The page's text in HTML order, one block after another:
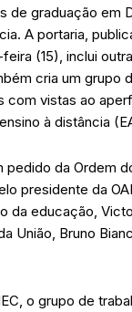
de graduação em
A portaria,
(15), inclui
cria um grupo
com vistas ao
à distância
pedido da Ordem
presidente da
da educação,
União, Bruno
o grupo de